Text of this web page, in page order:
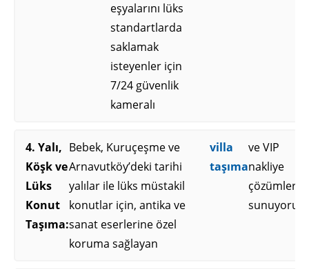
eşyalarını lüks
standartlarda
saklamak
isteyenler için
7/24 güvenlik
kameralı
4. Yalı,
Köşk ve
Lüks
Konut
Taşıma:
Bebek, Kuruçeşme ve
Arnavutköy’deki tarihi
yalılar ile lüks müstakil
konutlar için, antika ve
sanat eserlerine özel
koruma sağlayan
villa
taşıma
ve VIP
nakliye
çözümleri
sunuyoruz.